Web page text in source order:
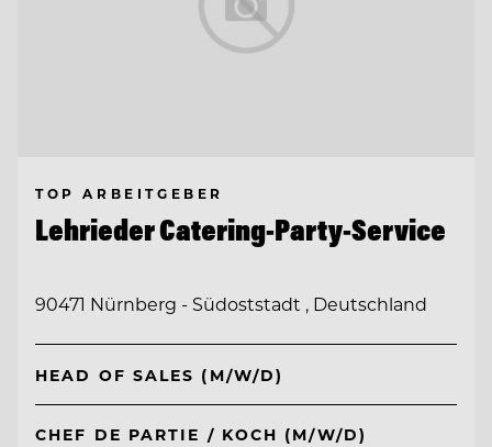
TOP ARBEITGEBER
Lehrieder Catering-Party-Service
90471 Nürnberg - Südoststadt , Deutschland
HEAD OF SALES (M/W/D)
CHEF DE PARTIE / KOCH (M/W/D)